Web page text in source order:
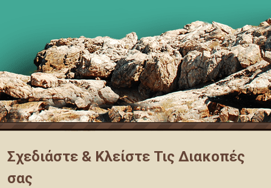
Σχεδιάστε & Κλείστε Τις Διακοπές
σας